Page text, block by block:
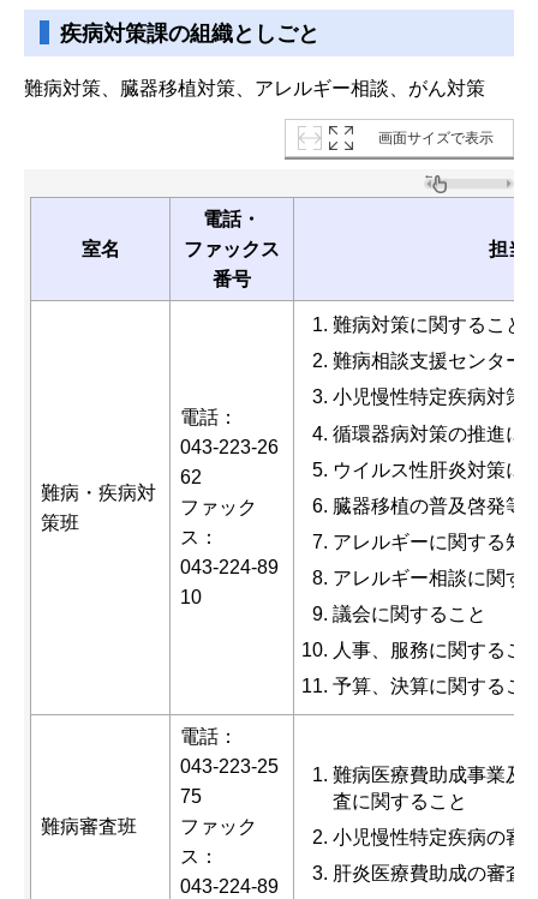
疾病対策課の組織としごと
難病対策、臓器移植対策、アレルギー相談、がん対策
画面サイズで表示
室名
電話・
ファックス
番号
担当
難病・疾病対
策班
電話：
043-223-26
62
ファック
ス：
043-224-89
10
難病対策に関すること
難病相談支援センター
小児慢性特定疾病対策
循環器病対策の推進に
ウイルス性肝炎対策に
臓器移植の普及啓発等
アレルギーに関する知
アレルギー相談に関す
議会に関すること
人事、服務に関するこ
予算、決算に関するこ
難病審査班
電話：
043-223-25
75
ファック
ス：
043-224-89
難病医療費助成事業及
査に関すること
小児慢性特定疾病の審
肝炎医療費助成の審査